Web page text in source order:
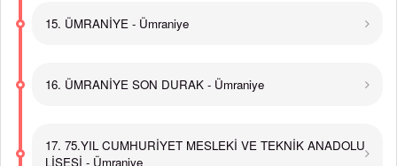
15. ÜMRANİYE - Ümraniye
16. ÜMRANİYE SON DURAK - Ümraniye
17. 75.YIL CUMHURİYET MESLEKİ VE TEKNİK ANADOLU
LİSESİ - Ümraniye